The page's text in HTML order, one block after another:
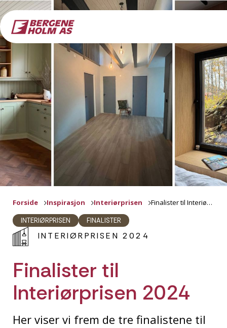
Forside Inspirasjon Interiørprisen Finalister til Interiørprisen 2024
INTERIØRPRISEN FINALISTER
INTERIØRPRISEN 2024
Finalister til
Interiørprisen 2024
Her viser vi frem de tre finalistene til